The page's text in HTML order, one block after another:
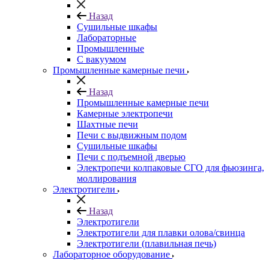
Назад
Сушильные шкафы
Лабораторные
Промышленные
С вакуумом
Промышленные камерные печи
Назад
Промышленные камерные печи
Камерные электропечи
Шахтные печи
Печи с выдвижным подом
Сушильные шкафы
Печи с подъемной дверью
Электропечи колпаковые СГО для фьюзинга,
моллирования
Электротигели
Назад
Электротигели
Электротигели для плавки олова/свинца
Электротигели (плавильная печь)
Лабораторное оборудование